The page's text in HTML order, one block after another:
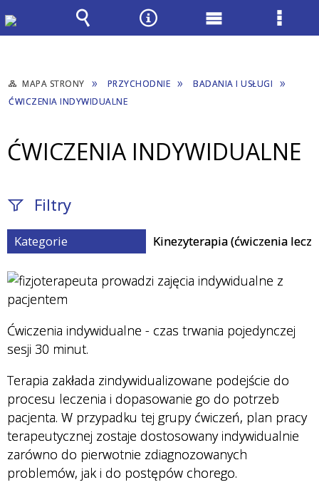
MAPA STRONY PRZYCHODNIE
BADANIA I USŁUGI
ĆWICZENIA INDYWIDUALNE
ĆWICZENIA INDYWIDUALNE
Filtry
Fraza / imię,
Przychodnie
Badania i
Usługi
Personel
Kategorie Kinezyterapia (ćwiczenia
Ćwiczenia indywidualne - czas trwania pojedynczej
sesji 30 minut.
Terapia zakłada zindywidualizowane podejście do
procesu leczenia i dopasowanie go do potrzeb
pacjenta. W przypadku tej grupy ćwiczeń, plan pracy
terapeutycznej zostaje dostosowany indywidualnie
zarówno do pierwotnie zdiagnozowanych
problemów, jak i do postępów chorego.
Wyszukiwarka
NarzędziaMenu
Menu